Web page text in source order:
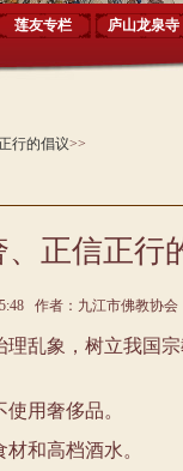
莲友专栏 庐山龙泉寺
行的倡议>>
正信正行
作者：九江市佛教协
象，树立我国宗
用奢侈品。
和高档酒水。